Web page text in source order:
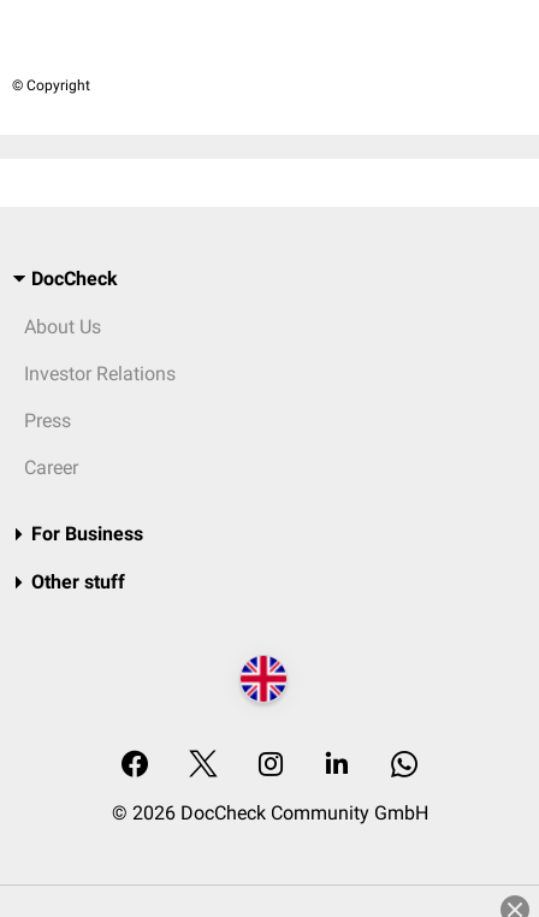
© Copyright
DocCheck
About Us
Investor Relations
Press
Career
For Business
Other stuff
© 2026 DocCheck Community GmbH